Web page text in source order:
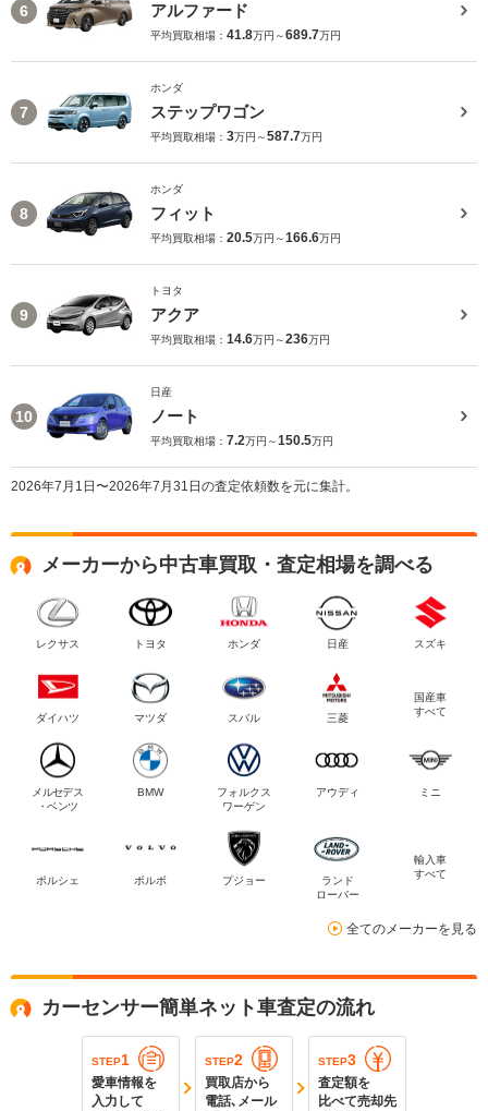
6 アルファード
平均買取相場： 41.8万円～689.7万円
7
ホンダ
ステップワゴン
平均買取相場： 3万円～587.7万円
8
ホンダ
フィット
平均買取相場： 20.5万円～166.6万円
9
トヨタ
アクア
平均買取相場： 14.6万円～236万円
10
日産
ノート
平均買取相場： 7.2万円～150.5万円
2026年7月1日〜2026年7月31日の査定依頼数を元に集計。
メーカーから中古車買取・査定相場を調べる
レクサス トヨタ ホンダ 日産 スズキ
ダイハツ マツダ スバル 三菱
国産車
すべて
メルセデス
・ベンツ
BMW
フォルクス
ワーゲン
アウディ ミニ
ポルシェ ボルボ プジョー
ランド
ローバー
輸入車
すべて
全てのメーカーを見る
カーセンサー簡単ネット車査定の流れ
STEP1
愛車情報を
入力して
STEP2
買取店から
電話､メール
STEP3
査定額を
比べて売却先